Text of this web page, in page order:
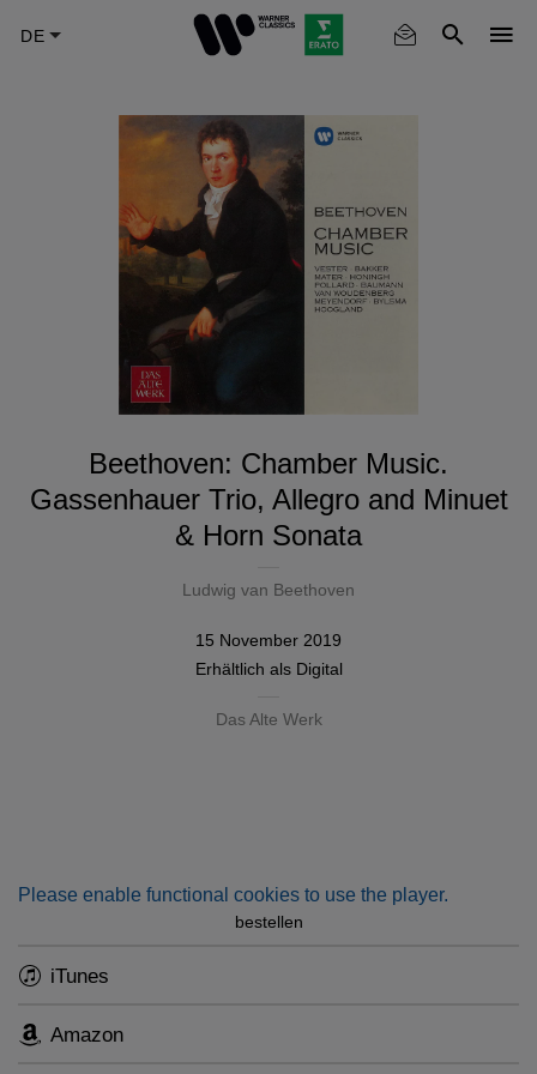
Beethoven: Chamber Music.
Gassenhauer Trio, Allegro and Minuet
& Horn Sonata
Ludwig van Beethoven
15 November 2019
Erhältlich als Digital
Das Alte Werk
Please enable functional cookies to use the player.
bestellen
iTunes
Amazon